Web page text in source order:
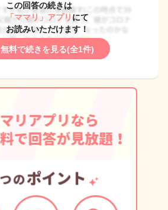
この回答の続きは
「ママリ」アプリ にて
お読みいただけます！
無料で続きを見る(全1件)